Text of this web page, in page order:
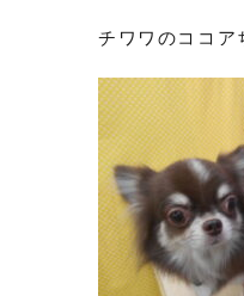
チワワのココア